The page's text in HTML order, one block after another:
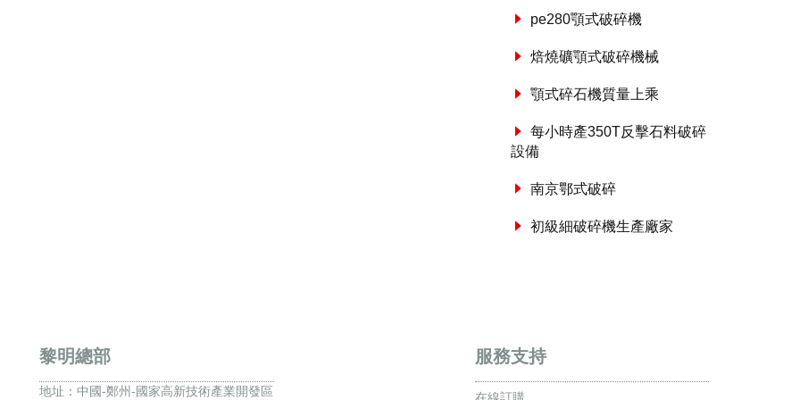
pe280顎式破碎機
焙燒礦顎式破碎機械
顎式碎石機質量上乘
每小時產350T反擊石料破碎
設備
南京鄂式破碎
初級細破碎機生產廠家
黎明總部
地址： 中國-鄭州-國家高新技術產業開發區
服務支持